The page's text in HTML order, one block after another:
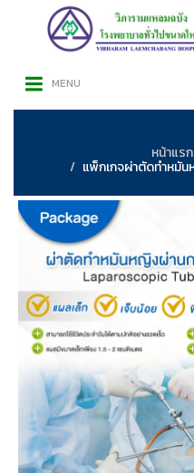
MENU
หน้าแรก
แพ็กเกจผ่าตัดทำหมั